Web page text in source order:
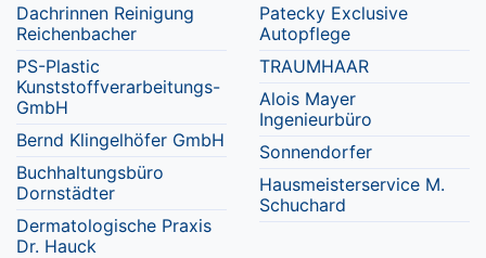
Dachrinnen Reinigung
Reichenbacher
PS-Plastic
Kunststoffverarbeitungs-
GmbH
Bernd Klingelhöfer GmbH
Buchhaltungsbüro
Dornstädter
Dermatologische Praxis
Dr. Hauck
Patecky Exclusive
Autopflege
TRAUMHAAR
Alois Mayer
Ingenieurbüro
Sonnendorfer
Hausmeisterservice M.
Schuchard